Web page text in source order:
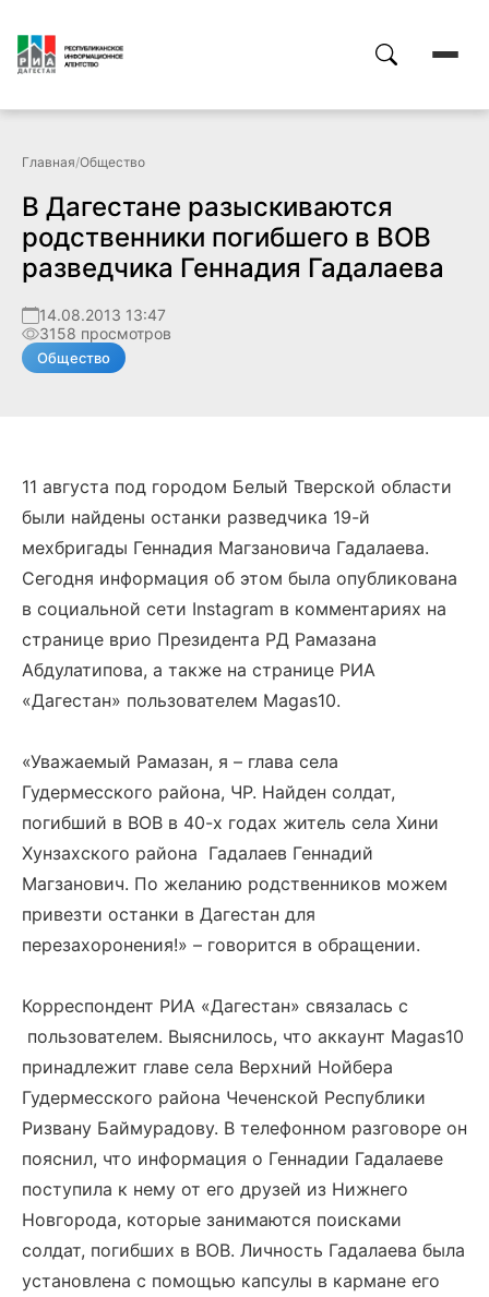
Главная/Общество
В Дагестане разыскиваются
родственники погибшего в ВОВ
разведчика Геннадия Гадалаева
14.08.2013 13:47
3158 просмотров
Общество
11 августа под городом Белый Тверской области
были найдены останки разведчика 19-й
мехбригады Геннадия Магзановича Гадалаева.
Сегодня информация об этом была опубликована
в социальной сети Instagram в комментариях на
странице врио Президента РД Рамазана
Абдулатипова, а также на странице РИА
«Дагестан» пользователем Magas10.
«Уважаемый Рамазан, я ­– глава села
Гудермесского района, ЧР. Найден солдат,
погибший в ВОВ в 40-х годах житель села Хини
Хунзахского района Гадалаев Геннадий
Магзанович. По желанию родственников можем
привезти останки в Дагестан для
перезахоронения!» – говорится в обращении.
Корреспондент РИА «Дагестан» связалась с
пользователем. Выяснилось, что аккаунт Magas10
принадлежит главе села Верхний Нойбера
Гудермесского района Чеченской Республики
Ризвану Баймурадову. В телефонном разговоре он
пояснил, что информация о Геннадии Гадалаеве
поступила к нему от его друзей из Нижнего
Новгорода, которые занимаются поисками
солдат, погибших в ВОВ. Личность Гадалаева была
установлена с помощью капсулы в кармане его